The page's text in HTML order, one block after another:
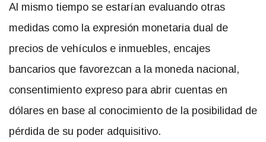
Al mismo tiempo se estarían evaluando otras
medidas como la expresión monetaria dual de
precios de vehículos e inmuebles, encajes
bancarios que favorezcan a la moneda nacional,
consentimiento expreso para abrir cuentas en
dólares en base al conocimiento de la posibilidad de
pérdida de su poder adquisitivo.